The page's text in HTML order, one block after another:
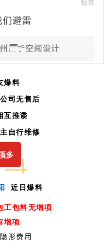
爆料
司无售后
互推诿
自行维修
多
近日爆料
工包料无增项
增项
形费用